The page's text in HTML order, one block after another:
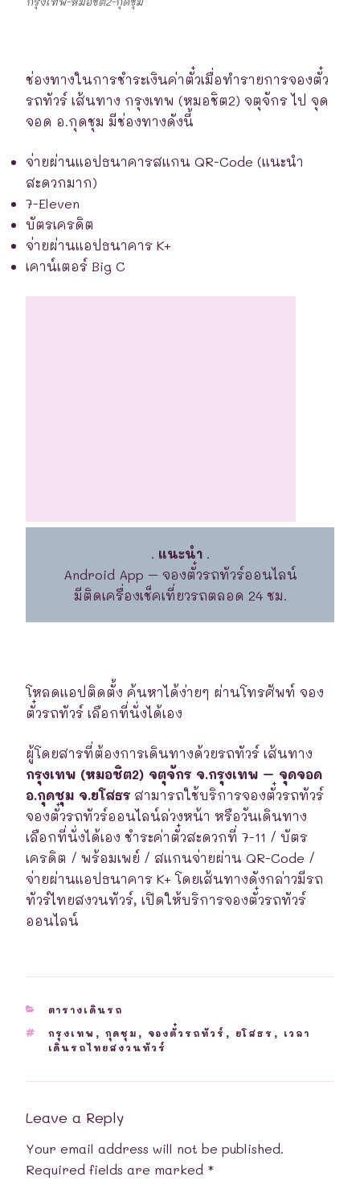
ช่องทางในการชำระเงินค่าตั๋วเมื่อทำรายการจองตั๋ว
รถทัวร์ เส้นทาง กรุงเทพ (หมอชิต2) จตุจักร ไป จุด
จอด อ.กุดชุม มีช่องทางดังนี้
จ่ายผ่านแอปธนาคารสแกน QR-Code (แนะนำ
สะดวกมาก)
7-Eleven
บัตรเครดิต
จ่ายผ่านแอปธนาคาร K+
เคาน์เตอร์ Big C
. แนะนำ.
Android App – จองตั๋วรถทัวร์ออนไลน์
มีติดเครื่องเช็คเที่ยวรถตลอด 24 ชม.
โหลดแอปติดตั้ง ค้นหาได้ง่ายๆ ผ่านโทรศัพท์ จอง
ตั๋วรถทัวร์ เลือกที่นั่งได้เอง
ผู้โดยสารที่ต้องการเดินทางด้วยรถทัวร์ เส้นทาง
กรุงเทพ (หมอชิต2) จตุจักร จ.กรุงเทพ – จุดจอด
อ.กุดชุม จ.ยโสธร สามารถใช้บริการจองตั๋วรถทัวร์
จองตั๋วรถทัวร์ออนไลน์ล่วงหน้า หรือวันเดินทาง
เลือกที่นั่งได้เอง ชำระค่าตั๋วสะดวกที่ 7-11 / บัตร
เครดิต / พร้อมเพย์ / สแกนจ่ายผ่าน QR-Code /
จ่ายผ่านแอปธนาคาร K+ โดยเส้นทางดังกล่าวมีรถ
ทัวร์ไทยสงวนทัวร์, เปิดให้บริการจองตั๋วรถทัวร์
ออนไลน์
CATEGORIES
ตารางเดินรถ
TAGS
กรุงเทพ , กุดชุม , จองตั๋วรถทัวร์ , ยโสธร , เวลา
เดินรถไทยสงวนทัวร์
Leave a Reply
Your email address will not be published.
Required fields are marked *